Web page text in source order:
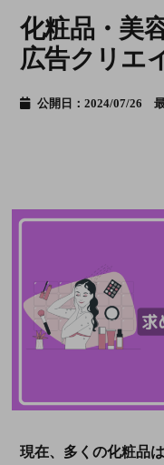
化粧品・美
広告クリエ
公開日：2024/07/26
現在、多くの化粧品